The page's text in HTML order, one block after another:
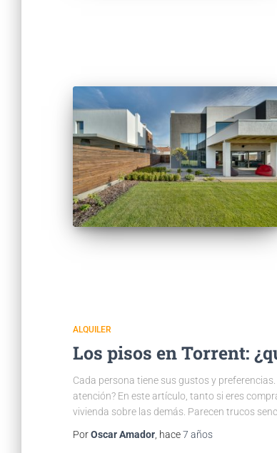
ALQUILER
Los pisos en Torrent:
Cada persona tiene sus gustos y
atención? En este artículo, tanto si eres
vivienda sobre las demás. Parecen trucos
PorOscar Amador , hace7 años